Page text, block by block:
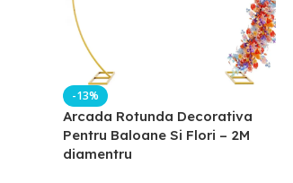
-13%
Arcada Rotunda Decorativa
Pentru Baloane Si Flori – 2M
diamentru